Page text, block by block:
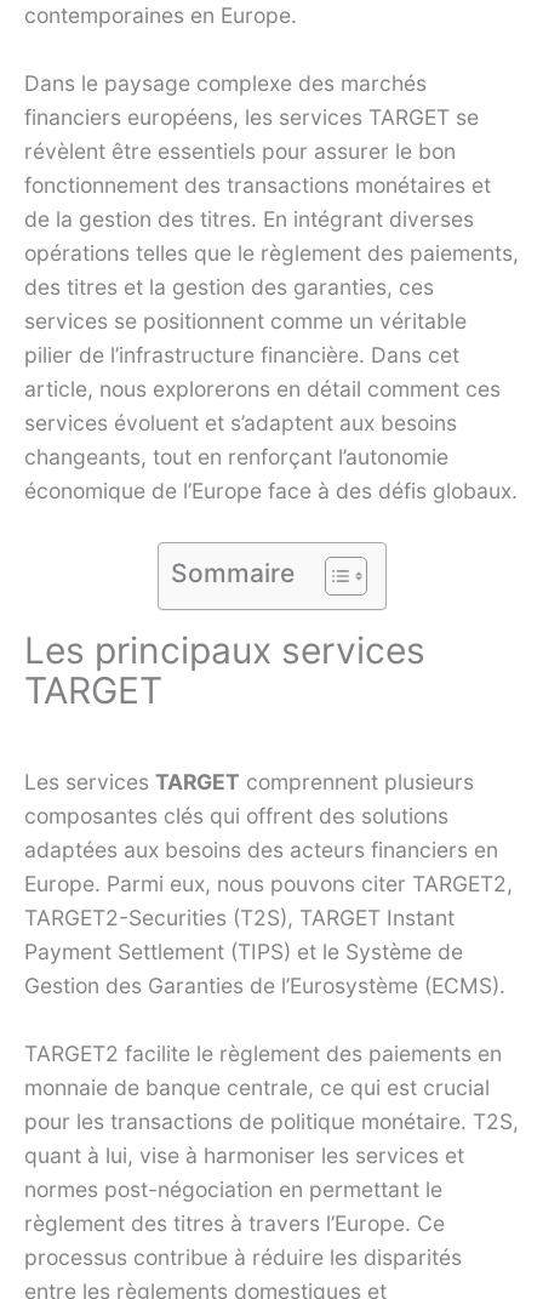
contemporaines en Europe.
Dans le paysage complexe des marchés
financiers européens, les services TARGET se
révèlent être essentiels pour assurer le bon
fonctionnement des transactions monétaires et
de la gestion des titres. En intégrant diverses
opérations telles que le règlement des paiements,
des titres et la gestion des garanties, ces
services se positionnent comme un véritable
pilier de l’infrastructure financière. Dans cet
article, nous explorerons en détail comment ces
services évoluent et s’adaptent aux besoins
changeants, tout en renforçant l’autonomie
économique de l’Europe face à des défis globaux.
Sommaire
Les principaux services
TARGET
Les services TARGET comprennent plusieurs
composantes clés qui offrent des solutions
adaptées aux besoins des acteurs financiers en
Europe. Parmi eux, nous pouvons citer TARGET2,
TARGET2-Securities (T2S), TARGET Instant
Payment Settlement (TIPS) et le Système de
Gestion des Garanties de l’Eurosystème (ECMS).
TARGET2 facilite le règlement des paiements en
monnaie de banque centrale, ce qui est crucial
pour les transactions de politique monétaire. T2S,
quant à lui, vise à harmoniser les services et
normes post-négociation en permettant le
règlement des titres à travers l’Europe. Ce
processus contribue à réduire les disparités
entre les règlements domestiques et